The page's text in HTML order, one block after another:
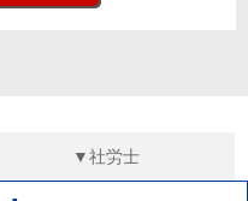
▼社労士